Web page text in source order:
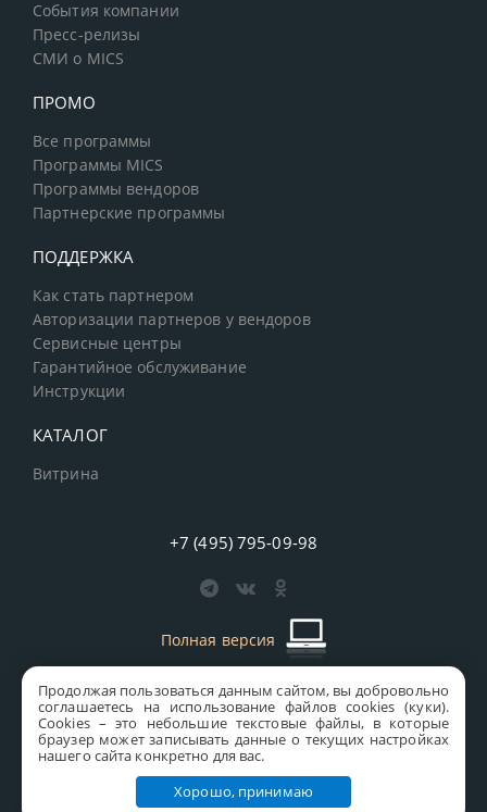
Продолжая пользоваться данным сайтом, вы добровольно
соглашаетесь на использование файлов cookies (куки).
Сookies – это небольшие текстовые файлы, в которые
браузер может записывать данные о текущих настройках
нашего сайта конкретно для вас.
Хорошо, принимаю
События компании
Пресс-релизы
СМИ о MICS
ПРОМО
Все программы
Программы MICS
Программы вендоров
Партнерские программы
ПОДДЕРЖКА
Как стать партнером
Авторизации партнеров у вендоров
Сервисные центры
Гарантийное обслуживание
Инструкции
КАТАЛОГ
Витрина
+7 (495) 795-09-98
Полная версия
старая версия сайтаMICS
Все права защищены © 1997-2026 MICS Distribution Company
Правовая информация